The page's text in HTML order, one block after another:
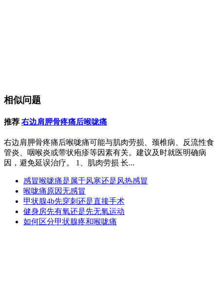
相似问题
推荐 右边肩胛骨疼痛后喉咙痛
右边肩胛骨疼痛后喉咙痛可能与肌肉劳损、颈椎病、反流性食
管炎、咽喉炎或带状疱疹等因素有关。建议及时就医明确病
因，避免延误治疗。 1、肌肉劳损 长...
感冒喉咙痛是属于风寒还是风热感冒
喉咙痛原因无感冒
甲状腺4b先穿刺还是直接手术
健身房先有氧还是先无氧运动
如何区分甲状腺疼和喉咙痛